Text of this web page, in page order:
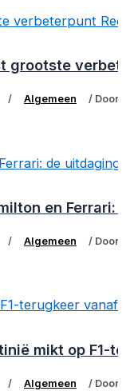
grootste
/ Algemeen / Door
en Ferrari:
/ Algemeen / Door
mikt op F1-
/ Algemeen / Door